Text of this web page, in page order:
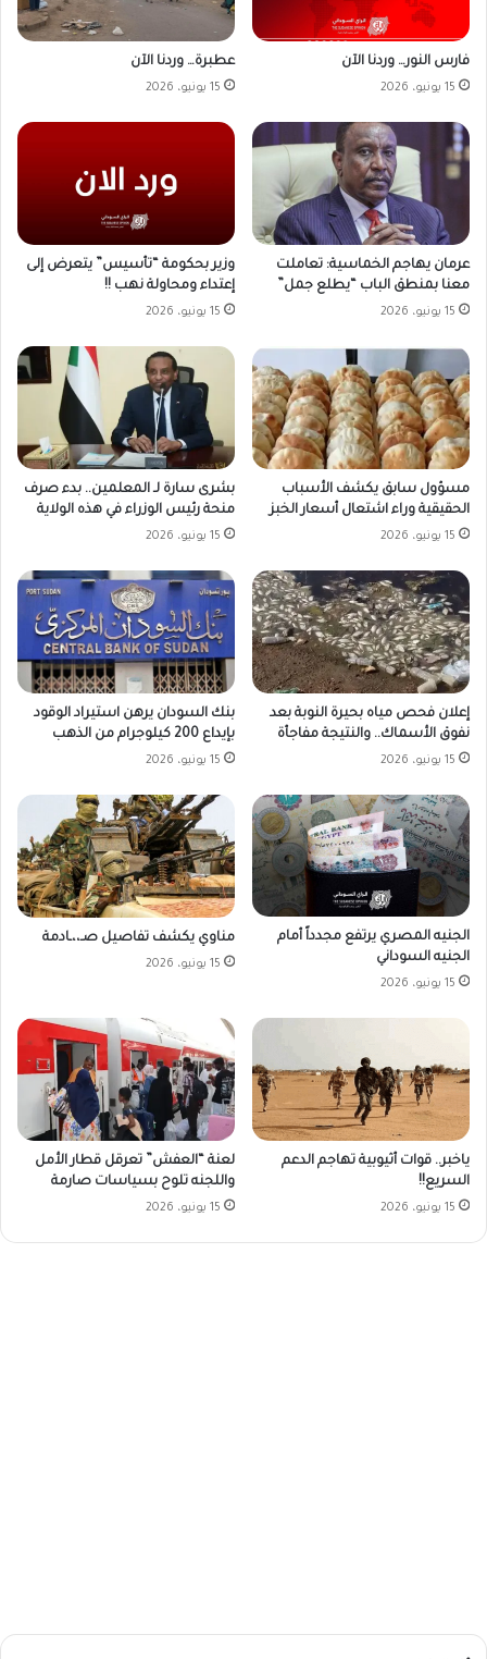
فارس النور… وردنا الآن
15 يونيو، 2026
عطبرة… وردنا الآن
15 يونيو، 2026
عرمان يهاجم الخماسية: تعاملت
معنا بمنطق الباب “يطلع جمل”
15 يونيو، 2026
وزير بحكومة “تأسيس” يتعرض إلى
إعتداء ومحاولة نهب !!
15 يونيو، 2026
مسؤول سابق يكشف الأسباب
الحقيقية وراء اشتعال أسعار الخبز
15 يونيو، 2026
بشرى سارة لـ المعلمين.. بدء صرف
منحة رئيس الوزراء في هذه الولاية
15 يونيو، 2026
إعلان فحص مياه بحيرة النوبة بعد
نفوق الأسماك.. والنتيجة مفاجأة
15 يونيو، 2026
بنك السودان يرهن استيراد الوقود
بإيداع 200 كيلوجرام من الذهب
15 يونيو، 2026
الجنيه المصري يرتفع مجدداً أمام
الجنيه السوداني
15 يونيو، 2026
مناوي يكشف تفاصيل صـ،،ـادمة
15 يونيو، 2026
ياخبر.. قوات أثيوبية تهاجم الدعم
السريع!!
15 يونيو، 2026
لعنة “العفش” تعرقل قطار الأمل
واللجنه تلوح بسياسات صارمة
15 يونيو، 2026